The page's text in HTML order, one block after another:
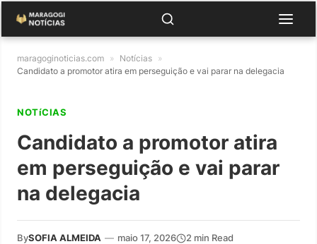
maragoginoticias.com » Notícias »
Candidato a promotor atira em perseguição e vai parar na delegacia
NOTíCIAS
Candidato a promotor atira
em perseguição e vai parar
na delegacia
BySOFIA ALMEIDA — maio 17, 2026 2 min Read